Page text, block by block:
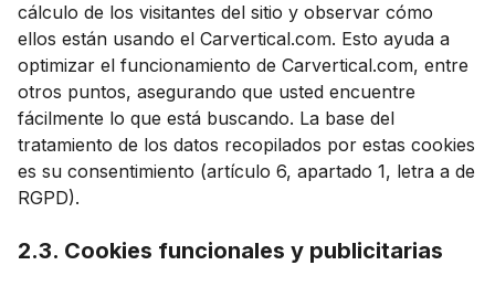
cálculo de los visitantes del sitio y observar cómo
ellos están usando el Carvertical.com. Esto ayuda a
optimizar el funcionamiento de Carvertical.com, entre
otros puntos, asegurando que usted encuentre
fácilmente lo que está buscando. La base del
tratamiento de los datos recopilados por estas cookies
es su consentimiento (artículo 6, apartado 1, letra a de
RGPD).
2.3. Cookies funcionales y publicitarias